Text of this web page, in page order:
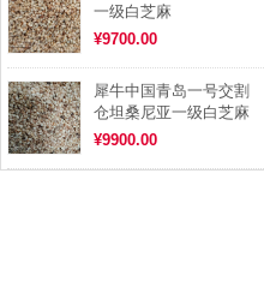
一级白芝麻
¥9700.00
犀牛中国青岛一号交割
仓坦桑尼亚一级白芝麻
¥9900.00